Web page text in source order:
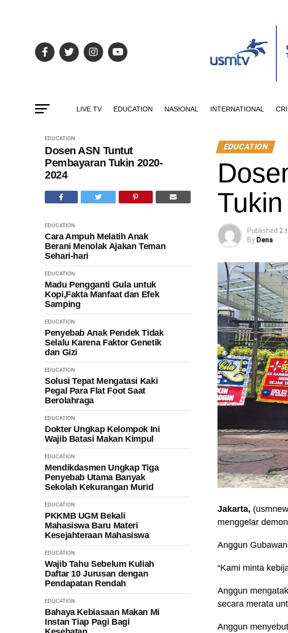
LIVE TV EDUCATION NASIONAL INTERNATIONAL
EDUCATION
Dosen ASN Tuntut
Pembayaran Tukin 2020-
2024
EDUCATION
Cara Ampuh Melatih Anak
Berani Menolak Ajakan Teman
Sehari-hari
EDUCATION
Madu Pengganti Gula untuk
Kopi,Fakta Manfaat dan Efek
Samping
EDUCATION
Penyebab Anak Pendek Tidak
Selalu Karena Faktor Genetik
dan Gizi
EDUCATION
Solusi Tepat Mengatasi Kaki
Pegal Para Flat Foot Saat
Berolahraga
EDUCATION
Dokter Ungkap Kelompok Ini
Wajib Batasi Makan Kimpul
EDUCATION
Mendikdasmen Ungkap Tiga
Penyebab Utama Banyak
Sekolah Kekurangan Murid
EDUCATION
PKKMB UGM Bekali
Mahasiswa Baru Materi
Kesejahteraan Mahasiswa
EDUCATION
Wajib Tahu Sebelum Kuliah
Daftar 10 Jurusan dengan
Pendapatan Rendah
EDUCATION
Bahaya Kebiasaan Makan Mi
Instan Tiap Pagi Bagi
EDUCATION
Published 2
By Dena
Jakarta,
menggelar
Anggun
“Kami minta
Anggun
secara merata
Anggun